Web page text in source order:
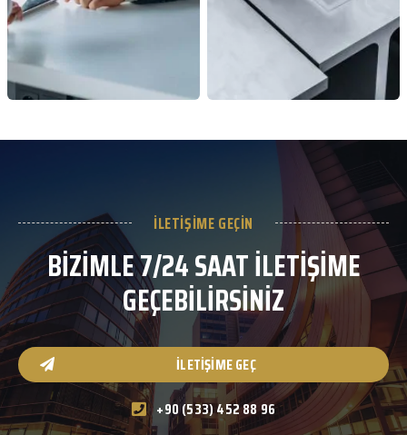
İLETIŞIME GEÇIN
BİZİMLE 7/24 SAAT İLETİŞİME
GEÇEBİLİRSİNİZ
İLETIŞIME GEÇ
+90 (533) 452 88 96